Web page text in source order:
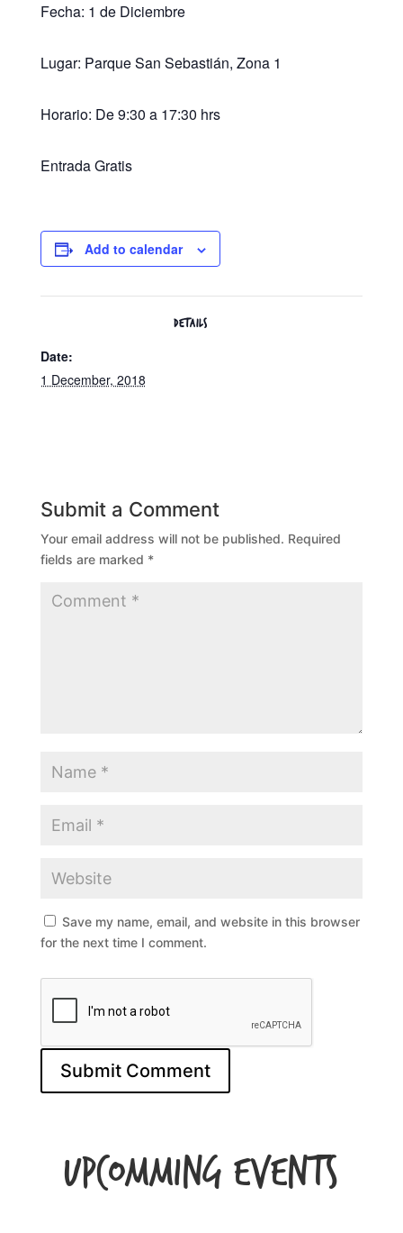
Fecha: 1 de Diciembre
Lugar: Parque San Sebastián, Zona 1
Horario: De 9:30 a 17:30 hrs
Entrada Gratis
Add to calendar
DETAILS
Date:
1 December, 2018
Submit a Comment
Your email address will not be published. Required
fields are marked *
Save my name, email, and website in this browser
for the next time I comment.
Upcomming Events